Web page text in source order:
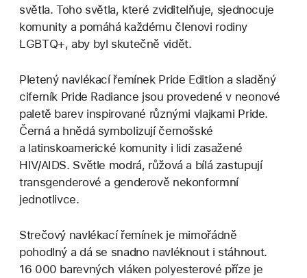
světla. Toho světla, které zviditelňuje, sjednocuje
komunity a pomáhá každému členovi rodiny
LGBTQ+, aby byl skutečně vidět.
Pletený navlékací řemínek Pride Edition a sladěný
ciferník Pride Radiance jsou provedené v neonové
paletě barev inspirované různými vlajkami Pride.
Černá a hnědá symbolizují černošské
a latinskoamerické komunity i lidi zasažené
HIV/AIDS. Světle modrá, růžová a bílá zastupují
transgenderové a genderově nekonformní
jednotlivce.
Strečový navlékací řemínek je mimořádně
pohodlný a dá se snadno navléknout i stáhnout.
16 000 barevných vláken polyesterové příze je